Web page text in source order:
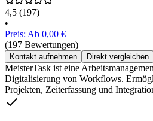
4,5 (197)
•
Preis: Ab 0,00 €
(197 Bewertungen)
Kontakt aufnehmen Direkt vergleichen
MeisterTask ist eine
Digitalisierung von Workflows.
Projekten, Zeiterfassung und